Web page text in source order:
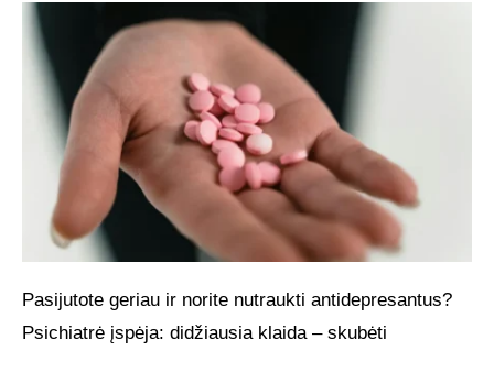
Pasijutote geriau ir norite nutraukti antidepresantus?
Psichiatrė įspėja: didžiausia klaida – skubėti